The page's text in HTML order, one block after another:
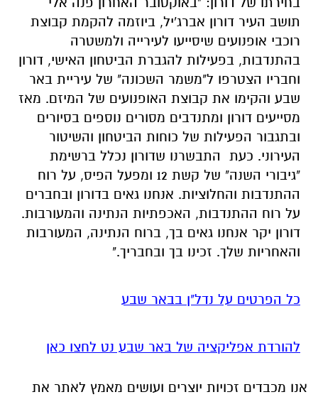
תושב העיר דורון אברג'יל, ביוזמה להקמת קבוצת
רוכבי אופנועים שיסייעו לעירייה ולמשטרה
בהתנדבות, בפעילות להגברת הביטחון האישי, דורון
וחבריו הצטרפו ל"משמר השכונה" של עיריית באר
שבע והקימו את קבוצת האופנועים של המיזם. מאז
מסייעים דורון ומתנדבים מסורים נוספים בסיורים
ובתגבור הפעילות של כוחות הביטחון והשיטור
העירוני. כעת התבשרנו שדורון נכלל ברשימת
"גיבורי השנה" של קשת 12 ומפעל הפיס, על רוח
ההתנדבות והחלוציות. אנחנו גאים בדורון ובחברים
על רוח ההתנדבות, האכפתיות הנתינה והמעורבות.
דורון יקר אנחנו גאים בך, ברוח הנתינה, המעורבות
והאחריות שלך. זכינו בך ובחבריך."
כל הפרטים על נדל"ן בבאר שבע
להורדת אפליקציה של באר שבע נט לחצו כאן
אנו מכבדים זכויות יוצרים ועושים מאמץ לאתר את